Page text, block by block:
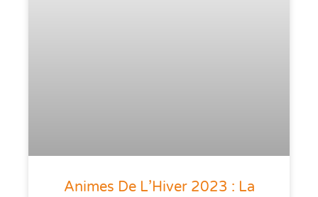
Animes De L’Hiver 2023 : La